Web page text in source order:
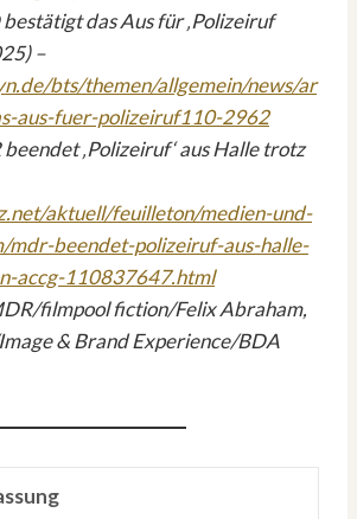
bestätigt das Aus für ‚Polizeiruf
–
bts/themen/allgemein/news/ar
aus-fuer-polizeiruf110-2962
‚Polizeiruf‘ aus Halle trotz
aktuell/feuilleton/medien-und-
mdr-beendet-polizeiruf-aus-halle-
accg-110837647.html
filmpool fiction/Felix Abraham,
& Brand Experience/BDA